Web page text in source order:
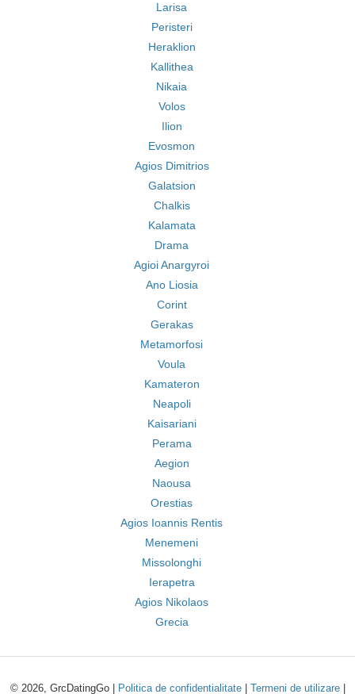
Larisa
Peristeri
Heraklion
Kallithea
Nikaia
Volos
Ilion
Evosmon
Agios Dimitrios
Galatsion
Chalkis
Kalamata
Drama
Agioi Anargyroi
Ano Liosia
Corint
Gerakas
Metamorfosi
Voula
Kamateron
Neapoli
Kaisariani
Perama
Aegion
Naousa
Orestias
Agios Ioannis Rentis
Menemeni
Missolonghi
Ierapetra
Agios Nikolaos
Grecia
© 2026, GrcDatingGo | Politica de confidentialitate| Termeni de utilizare|